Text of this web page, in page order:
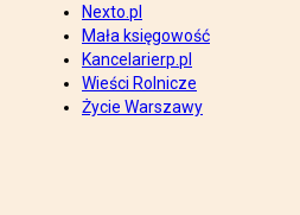
Nexto.pl
Mała księgowość
Kancelarierp.pl
Wieści Rolnicze
Życie Warszawy